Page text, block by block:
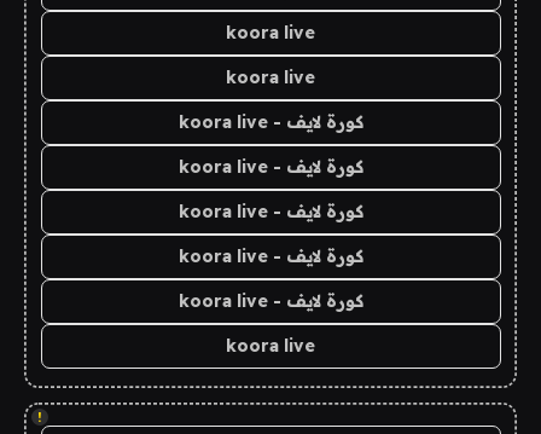
koora live
koora live
كورة لايف - koora live
كورة لايف - koora live
كورة لايف - koora live
كورة لايف - koora live
كورة لايف - koora live
koora live
!